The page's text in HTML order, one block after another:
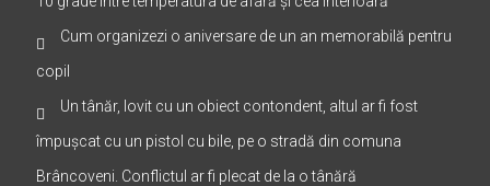
Cum organizezi o aniversare de un an memorabilă pentru
copil
Un tânăr, lovit cu un obiect contondent, altul ar fi fost
împușcat cu un pistol cu bile, pe o stradă din comuna
Brâncoveni. Conflictul ar fi plecat de la o tânără